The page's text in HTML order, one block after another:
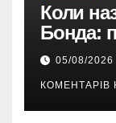
Коли
Бонда:
про05/08/2026
КОМЕНТАРІВ